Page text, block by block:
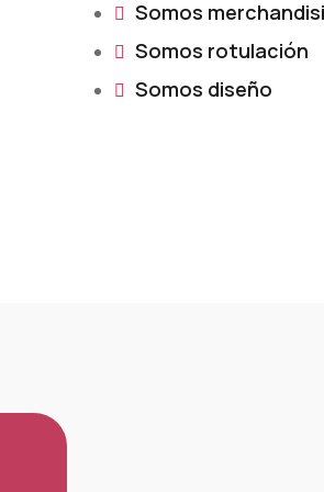
Somos
Somos rotulación
Somos diseño